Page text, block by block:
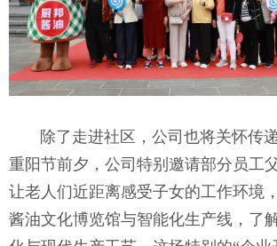
除了走进社区，公司也将关怀传递
重阳节前夕，公司特别邀请部分员工
让老人们近距离感受子女的工作环境
酱油文化博览馆与智能化生产线，了